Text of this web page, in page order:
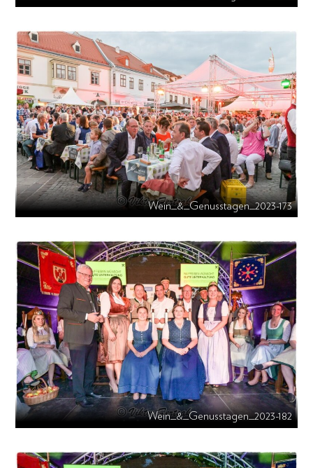
Wein_&_Genusstagen_2023-173
Wein_&_Genusstagen_2023-182